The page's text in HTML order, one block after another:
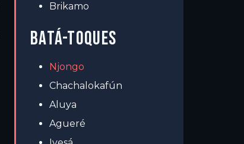
Brikamo
BATÁ-TOQUES
Njongo
Chachalokafún
Aluya
Agueré